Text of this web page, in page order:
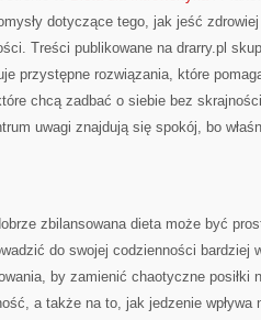
dotyczące tego, jak jeść
Treści publikowane na drarry.pl
przystępne rozwiązania, które
chcą zadbać o siebie bez
uwagi znajdują się spokój, bo
zbilansowana dieta może być
do swojej codzienności bardziej
by zamienić chaotyczne posiłki
a także na to, jak jedzenie wpływa